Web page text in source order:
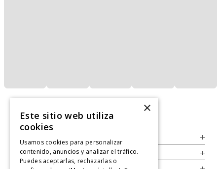
+
Legal +
×
Este sitio web utiliza
cookies
Usamos cookies para personalizar
contenido, anuncios y analizar el tráfico.
Puedes aceptarlas, rechazarlas o